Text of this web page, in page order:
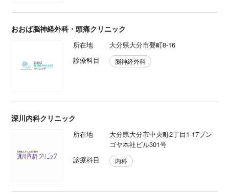
おおば脳神経外科・頭痛クリニック
所在地
大分県大分市要町8-16
診療科目
脳神経外科
深川内科クリニック
所在地
大分県大分市中央町2丁目1-17ブン
ゴヤ本社ビル301号
診療科目
内科